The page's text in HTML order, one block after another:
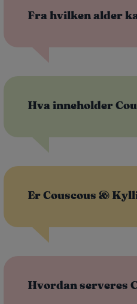
Fra hvilken alder
Hva inneholder
Er Couscous &
Hvordan serveres